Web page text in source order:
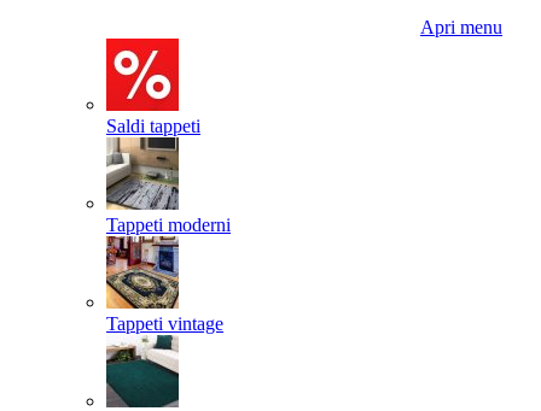
Apri menu
Saldi tappeti
Tappeti moderni
Tappeti vintage